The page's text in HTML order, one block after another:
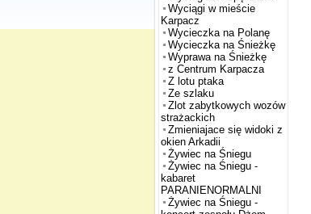
Wyciągi w mieście
Karpacz
Wycieczka na Polanę
Wycieczka na Śnieżkę
Wyprawa na Śnieżkę
z Centrum Karpacza
Z lotu ptaka
Ze szlaku
Zlot zabytkowych wozów
strażackich
Zmieniajace się widoki z
okien Arkadii
Żywiec na Śniegu
Żywiec na Śniegu -
kabaret
PARANIENORMALNI
Żywiec na Śniegu -